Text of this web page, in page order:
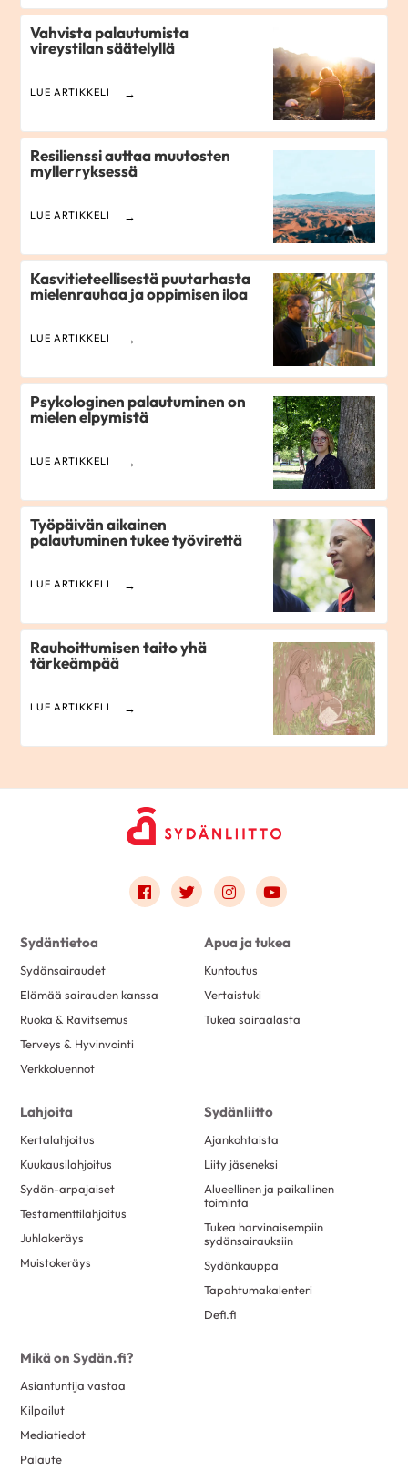
Vahvista palautumista
vireystilan säätelyllä
LUE ARTIKKELI
Resilienssi auttaa muutosten
myllerryksessä
LUE ARTIKKELI
Kasvitieteellisestä puutarhasta
mielenrauhaa ja oppimisen iloa
LUE ARTIKKELI
Psykologinen palautuminen on
mielen elpymistä
LUE ARTIKKELI
Työpäivän aikainen
palautuminen tukee työvirettä
LUE ARTIKKELI
Rauhoittumisen taito yhä
tärkeämpää
LUE ARTIKKELI
Link to facebook
Link to twitter
Link to instagram
Link to youtube
Sydäntietoa
Sydänsairaudet
Elämää sairauden kanssa
Ruoka & Ravitsemus
Terveys & Hyvinvointi
Verkkoluennot
Apua ja tukea
Kuntoutus
Vertaistuki
Tukea sairaalasta
Lahjoita
Kertalahjoitus
Kuukausilahjoitus
Sydän-arpajaiset
Testamenttilahjoitus
Juhlakeräys
Muistokeräys
Sydänliitto
Ajankohtaista
Liity jäseneksi
Alueellinen ja paikallinen
toiminta
Tukea harvinaisempiin
sydänsairauksiin
Sydänkauppa
Tapahtumakalenteri
Defi.fi
Mikä on Sydän.fi?
Asiantuntija vastaa
Kilpailut
Mediatiedot
Palaute